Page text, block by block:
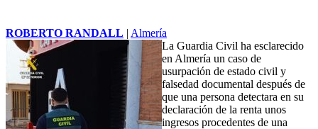
ROBERTO RANDALL | Almería
La Guardia Civil ha esclarecido
en Almería un caso de
usurpación de estado civil y
falsedad documental después de
que una persona detectara en su
declaración de la renta unos
ingresos procedentes de una